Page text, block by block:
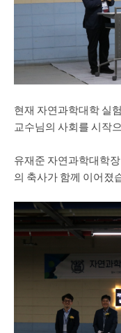
현재 자연과학대학 실
교수님의 사회를 시작
유재준 자연과학대학
의 축사가 함께 이어졌